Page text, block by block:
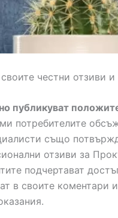
честни отзиви
публикуват
потребителите
също
отзиви за
подчертават
в своите